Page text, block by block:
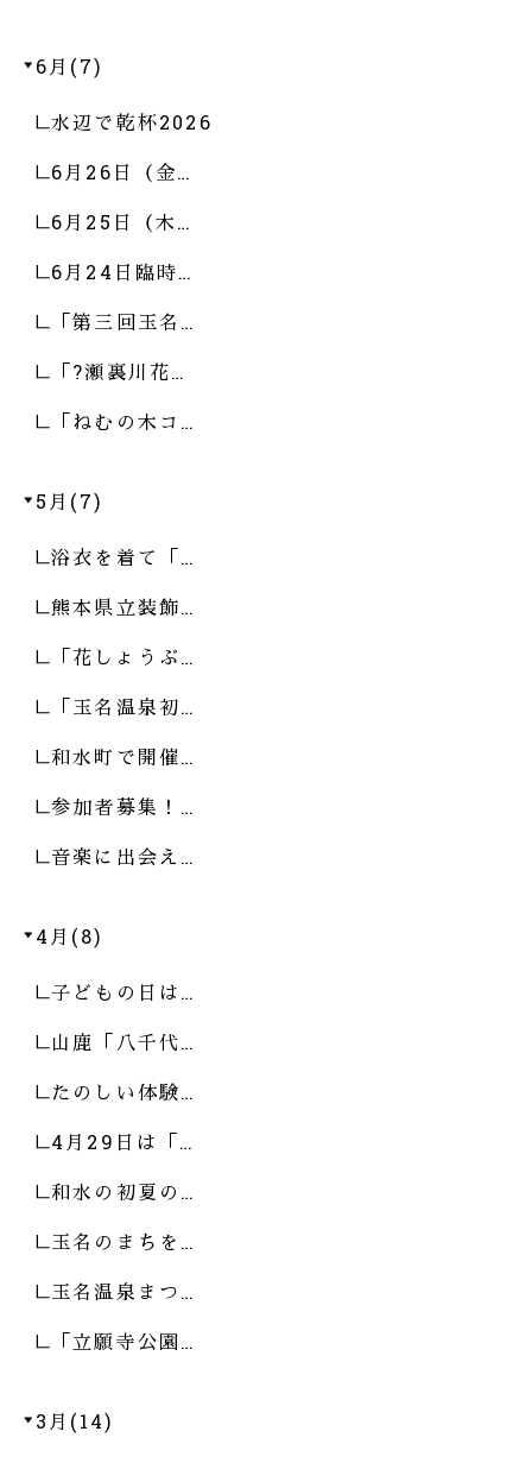
6月(7)
水辺で乾杯2026
6月26日（金…
6月25日（木…
6月24日臨時…
「第三回玉名…
「?瀬裏川花…
「ねむの木コ…
5月(7)
浴衣を着て「…
熊本県立装飾…
「花しょうぶ…
「玉名温泉初…
和水町で開催…
参加者募集！…
音楽に出会え…
4月(8)
子どもの日は…
山鹿「八千代…
たのしい体験…
4月29日は「…
和水の初夏の…
玉名のまちを…
玉名温泉まつ…
「立願寺公園…
3月(14)